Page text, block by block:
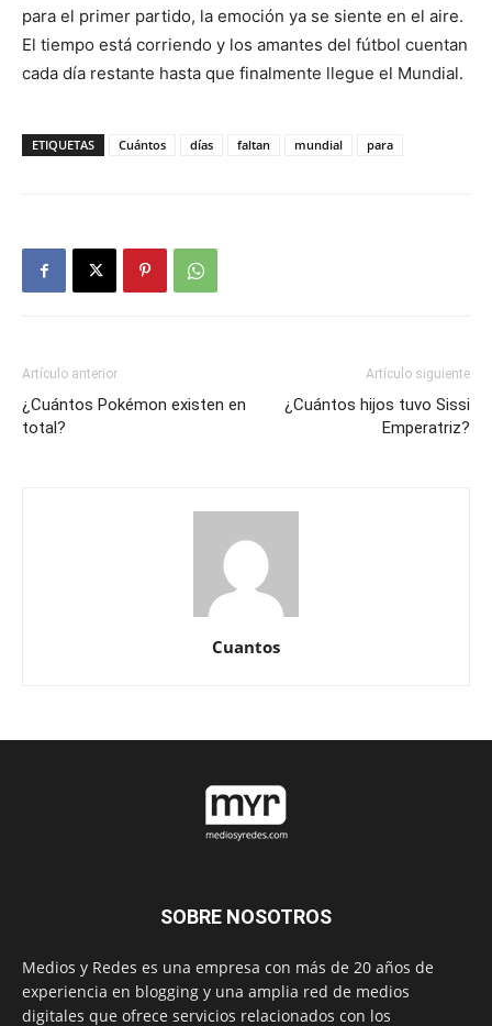
para el primer partido, la emoción ya se siente en el aire.
El tiempo está corriendo y los amantes del fútbol cuentan
cada día restante hasta que finalmente llegue el Mundial.
ETIQUETAS Cuántos días faltan mundial para
Artículo anterior
¿Cuántos Pokémon existen en
total?
Artículo siguiente
¿Cuántos hijos tuvo Sissi
Emperatriz?
Cuantos
SOBRE NOSOTROS
Medios y Redes es una empresa con más de 20 años de
experiencia en blogging y una amplia red de medios
digitales que ofrece servicios relacionados con los